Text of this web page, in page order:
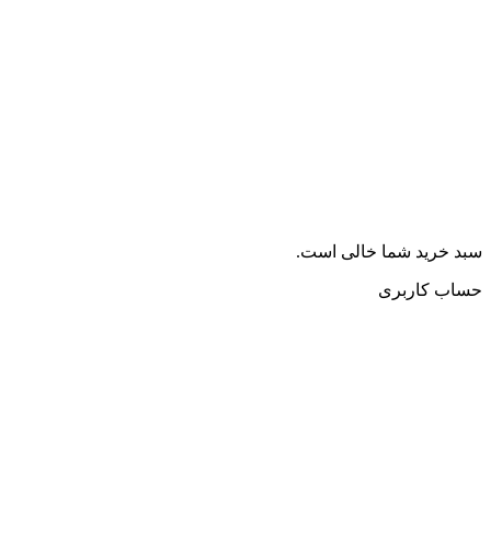
سبد خرید شما خالی است.
حساب کاربری